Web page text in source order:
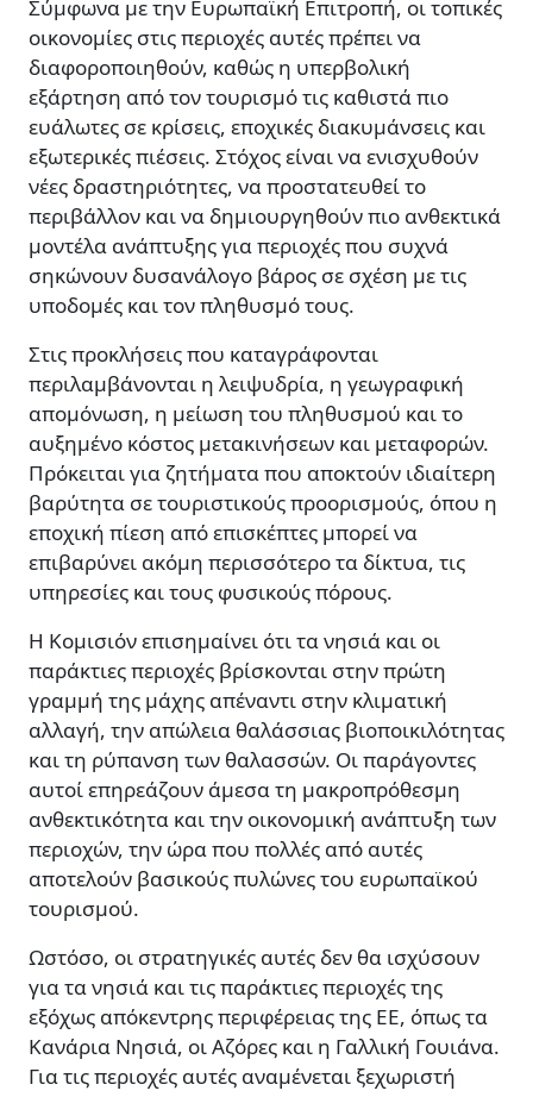
Σύμφωνα με την Ευρωπαϊκή Επιτροπή, οι τοπικές
οικονομίες στις περιοχές αυτές πρέπει να
διαφοροποιηθούν, καθώς η υπερβολική
εξάρτηση από τον τουρισμό τις καθιστά πιο
ευάλωτες σε κρίσεις, εποχικές διακυμάνσεις και
εξωτερικές πιέσεις. Στόχος είναι να ενισχυθούν
νέες δραστηριότητες, να προστατευθεί το
περιβάλλον και να δημιουργηθούν πιο ανθεκτικά
μοντέλα ανάπτυξης για περιοχές που συχνά
σηκώνουν δυσανάλογο βάρος σε σχέση με τις
υποδομές και τον πληθυσμό τους.
Στις προκλήσεις που καταγράφονται
περιλαμβάνονται η λειψυδρία, η γεωγραφική
απομόνωση, η μείωση του πληθυσμού και το
αυξημένο κόστος μετακινήσεων και μεταφορών.
Πρόκειται για ζητήματα που αποκτούν ιδιαίτερη
βαρύτητα σε τουριστικούς προορισμούς, όπου η
εποχική πίεση από επισκέπτες μπορεί να
επιβαρύνει ακόμη περισσότερο τα δίκτυα, τις
υπηρεσίες και τους φυσικούς πόρους.
Η Κομισιόν επισημαίνει ότι τα νησιά και οι
παράκτιες περιοχές βρίσκονται στην πρώτη
γραμμή της μάχης απέναντι στην κλιματική
αλλαγή, την απώλεια θαλάσσιας βιοποικιλότητας
και τη ρύπανση των θαλασσών. Οι παράγοντες
αυτοί επηρεάζουν άμεσα τη μακροπρόθεσμη
ανθεκτικότητα και την οικονομική ανάπτυξη των
περιοχών, την ώρα που πολλές από αυτές
αποτελούν βασικούς πυλώνες του ευρωπαϊκού
τουρισμού.
Ωστόσο, οι στρατηγικές αυτές δεν θα ισχύσουν
για τα νησιά και τις παράκτιες περιοχές της
εξόχως απόκεντρης περιφέρειας της ΕΕ, όπως τα
Κανάρια Νησιά, οι Αζόρες και η Γαλλική Γουιάνα.
Για τις περιοχές αυτές αναμένεται ξεχωριστή